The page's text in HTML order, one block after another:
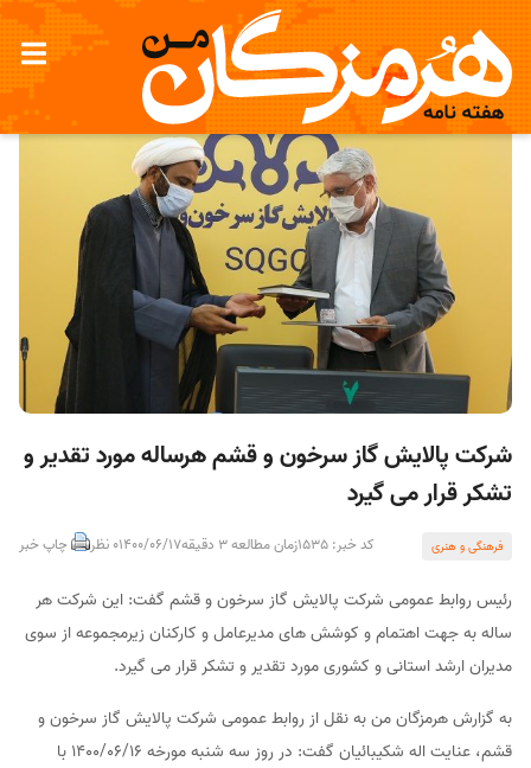
شرکت پالایش گاز سرخون و قشم هرساله مورد تقدیر و
تشکر قرار می گیرد
فرهنگی و هنری کد خبر: 1535 زمان مطالعه 3 دقیقه 1400/06/170 نظر چاپ خبر
رئیس روابط عمومی شرکت پالایش گاز سرخون و قشم گفت: این شرکت هر
ساله به جهت اهتمام و کوشش های مدیرعامل و کارکنان زیرمجموعه از سوی
مدیران ارشد استانی و کشوری مورد تقدیر و تشکر قرار می گیرد.
به گزارش هرمزگان من به نقل از روابط عمومی شرکت پالایش گاز سرخون و
قشم، عنایت اله شکیبائیان گفت: در روز سه شنبه مورخه ۱۴۰۰/۰۶/۱۶ با